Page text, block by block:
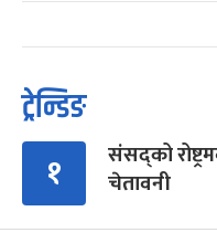
ट्रेन्डिङ
१
संसद्को
चेतावनी